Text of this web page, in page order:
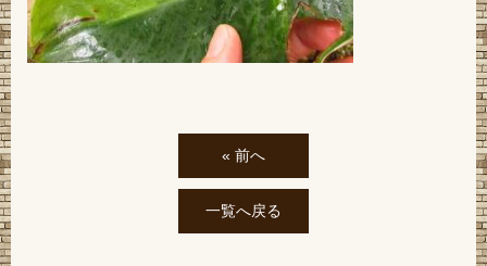
« 前へ
一覧へ戻る